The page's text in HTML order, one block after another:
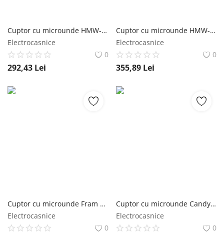
Cuptor cu microunde HMW-MD20MBK, 20 l, Control mecanic, 700 W, Negru Heinner
Electrocasnice
0
292,43 Lei
Cuptor cu microunde HMW-20GRD, 20 l, 700 W, Digital, Grill, Rosu Heinner
Electrocasnice
0
355,89 Lei
Cuptor cu microunde Fram FMW-20DGGR, 20l, 700W, Digital, Grill 800W, 5 Nivele de putere, Functie decongelare, Verde FRAM
Electrocasnice
0
Cuptor cu microunde Candy Idea CMW20SMB, 700 W, 20 l, Mecanic, Negru Candy
Electrocasnice
0